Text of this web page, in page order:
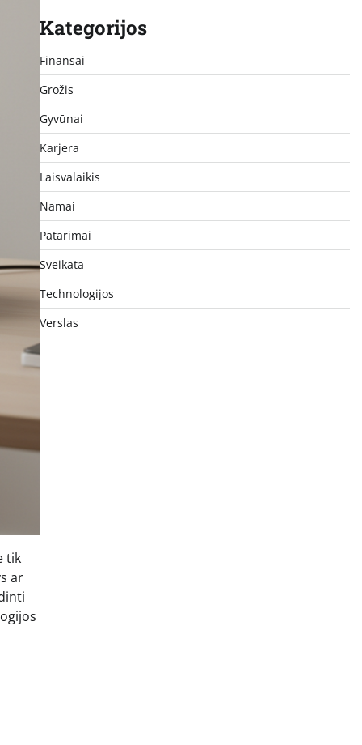
tik
ar
Kategorijos
Finansai
Grožis
Gyvūnai
Karjera
Laisvalaikis
Namai
Patarimai
Sveikata
Technologijos
Verslas